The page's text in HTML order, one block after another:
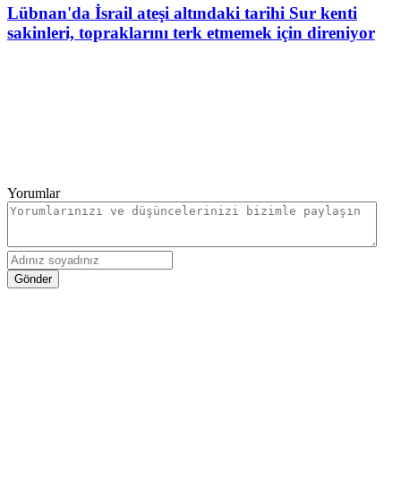
Lübnan'da İsrail ateşi altındaki tarihi Sur kenti
sakinleri, topraklarını terk etmemek için direniyor
Yorumlar
Gönder